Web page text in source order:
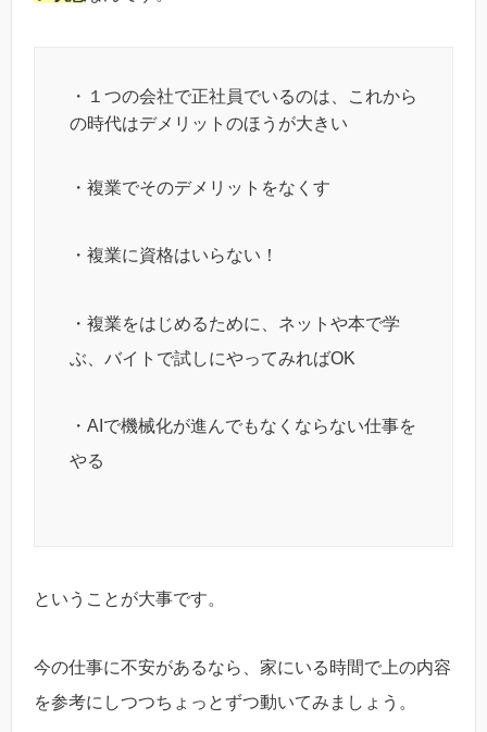
・１つの会社で正社員でいるのは、これから
の時代はデメリットのほうが大きい
・複業でそのデメリットをなくす
・複業に資格はいらない！
・複業をはじめるために、ネットや本で学
ぶ、バイトで試しにやってみればOK
・AIで機械化が進んでもなくならない仕事を
やる
ということが大事です。
今の仕事に不安があるなら、家にいる時間で上の内容
を参考にしつつちょっとずつ動いてみましょう。